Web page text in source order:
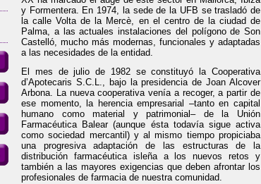
y Formentera. En 1974, la sede de la UFB se trasladó de
la calle Volta de la Mercè, en el centro de la ciudad de
Palma, a las actuales instalaciones del polígono de Son
Castelló, mucho más modernas, funcionales y adaptadas
a las necesidades de la entidad.
El mes de julio de 1982 se constituyó la Cooperativa
d’Apotecaris S.C.L., bajo la presidencia de Joan Alcover
Arbona. La nueva cooperativa venía a recoger, a partir de
ese momento, la herencia empresarial –tanto en capital
humano como material y patrimonial– de la Unión
Farmacéutica Balear (aunque ésta todavía sigue activa
como sociedad mercantil) y al mismo tiempo propiciaba
una progresiva adaptación de las estructuras de la
distribución farmacéutica isleña a los nuevos retos y
también a las mayores exigencias que deben afrontar los
profesionales de farmacia de nuestra comunidad.